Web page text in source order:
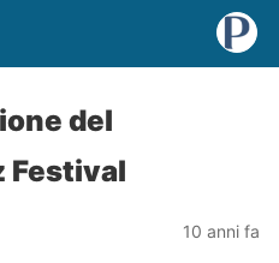
del
Festival
10 anni fa